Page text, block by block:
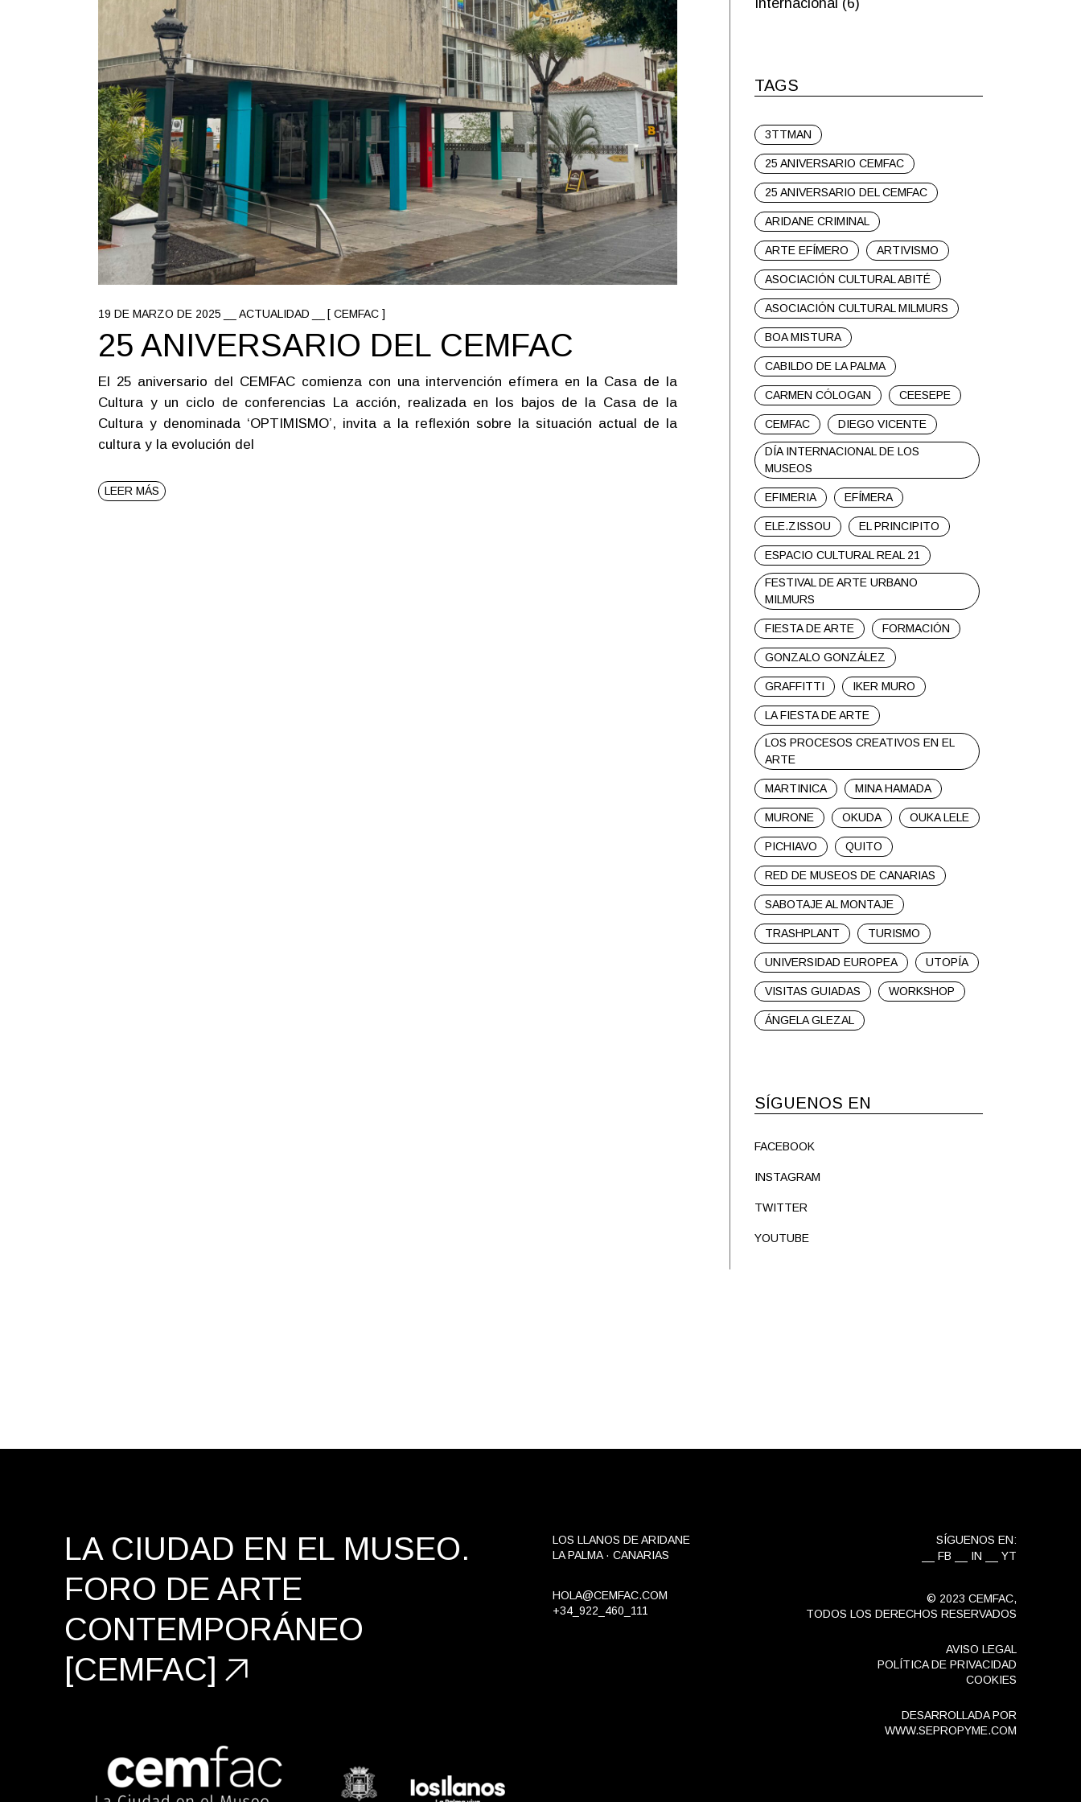
19 DE MARZO DE 2025 ACTUALIDAD [ CEMFAC ]
25 ANIVERSARIO DEL CEMFAC
El 25 aniversario del CEMFAC comienza con una intervención efímera en la Casa de la
Cultura y un ciclo de conferencias La acción, realizada en los bajos de la Casa de la
Cultura y denominada ‘OPTIMISMO’, invita a la reflexión sobre la situación actual de la
cultura y la evolución del
LEER MÁS
Internacional (6)
TAGS
3TTMAN
25 ANIVERSARIO CEMFAC
25 ANIVERSARIO DEL CEMFAC
ARIDANE CRIMINAL
ARTE EFÍMERO ARTIVISMO
ASOCIACIÓN CULTURAL ABITÉ
ASOCIACIÓN CULTURAL MILMURS
BOA MISTURA
CABILDO DE LA PALMA
CARMEN CÓLOGAN CEESEPE
CEMFAC DIEGO VICENTE
DÍA INTERNACIONAL DE LOS
MUSEOS
EFIMERIA EFÍMERA
ELE.ZISSOU EL PRINCIPITO
ESPACIO CULTURAL REAL 21
FESTIVAL DE ARTE URBANO
MILMURS
FIESTA DE ARTE FORMACIÓN
GONZALO GONZÁLEZ
GRAFFITTI IKER MURO
LA FIESTA DE ARTE
LOS PROCESOS CREATIVOS EN EL
ARTE
MARTINICA MINA HAMADA
MURONE OKUDA OUKA LELE
PICHIAVO QUITO
RED DE MUSEOS DE CANARIAS
SABOTAJE AL MONTAJE
TRASHPLANT TURISMO
UNIVERSIDAD EUROPEA UTOPÍA
VISITAS GUIADAS WORKSHOP
ÁNGELA GLEZAL
SÍGUENOS EN
FACEBOOK
INSTAGRAM
TWITTER
YOUTUBE
LA CIUDAD EN EL MUSEO.
FORO DE ARTE
CONTEMPORÁNEO
[CEMFAC]
LOS LLANOS DE ARIDANE
LA PALMA · CANARIAS
HOLA@CEMFAC.COM
+34_922_460_111
SÍGUENOS EN:
FB
IN YT
© 2023 CEMFAC,
TODOS LOS DERECHOS RESERVADOS
AVISO LEGAL
POLÍTICA DE PRIVACIDAD
COOKIES
DESARROLLADA POR
WWW.SEPROPYME.COM